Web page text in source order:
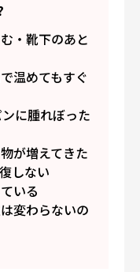
・靴下のあと
温めてもすぐ
に腫れぼった
が増えてきた
しない
いる
変わらないの